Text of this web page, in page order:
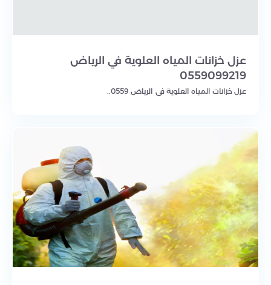
عزل خزانات المياه العلوية في الرياض
0559099219
عزل خزانات المياه العلوية في الرياض 0559..